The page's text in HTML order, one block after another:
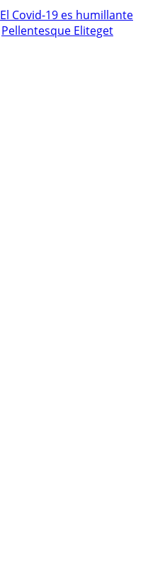
El Covid-19 es humillante
Pellentesque Eliteget